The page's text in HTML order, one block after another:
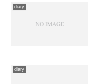
diary
diary